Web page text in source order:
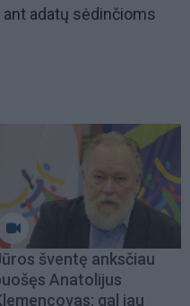
adatų sėdinčioms
šventę anksčiau
Anatolijus
gal jau